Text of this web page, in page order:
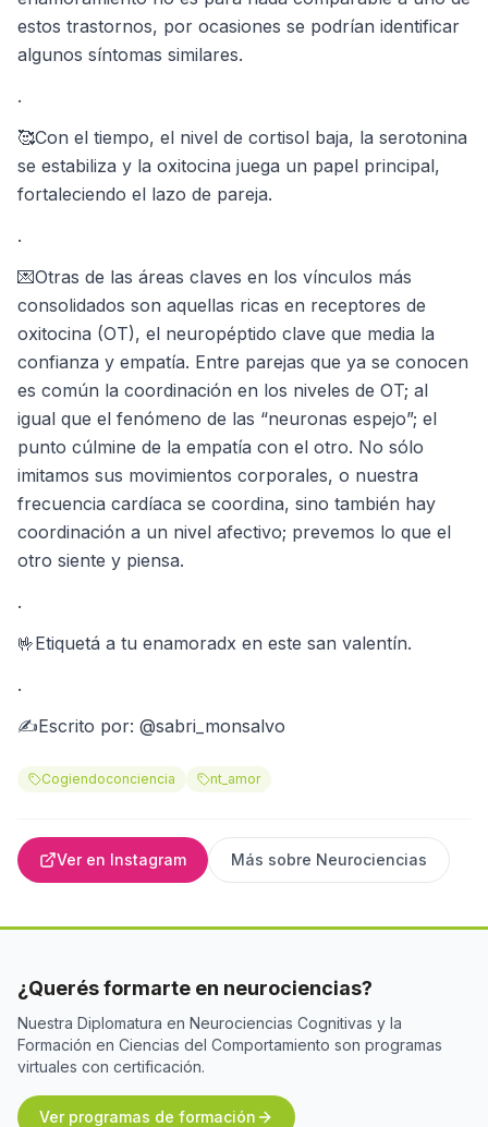
estos trastornos, por ocasiones se podrían identificar
algunos síntomas similares.
.
🥰Con el tiempo, el nivel de cortisol baja, la serotonina
se estabiliza y la oxitocina juega un papel principal,
fortaleciendo el lazo de pareja.
.
💌Otras de las áreas claves en los vínculos más
consolidados son aquellas ricas en receptores de
oxitocina (OT), el neuropéptido clave que media la
confianza y empatía. Entre parejas que ya se conocen
es común la coordinación en los niveles de OT; al
igual que el fenómeno de las “neuronas espejo”; el
punto cúlmine de la empatía con el otro. No sólo
imitamos sus movimientos corporales, o nuestra
frecuencia cardíaca se coordina, sino también hay
coordinación a un nivel afectivo; prevemos lo que el
otro siente y piensa.
.
🤟Etiquetá a tu enamoradx en este san valentín.
.
✍Escrito por: @sabri_monsalvo
Cogiendoconciencia nt_amor
Ver en Instagram Más sobre Neurociencias
¿Querés formarte en neurociencias?
Nuestra Diplomatura en Neurociencias Cognitivas y la
Formación en Ciencias del Comportamiento son programas
virtuales con certificación.
Ver programas de formación